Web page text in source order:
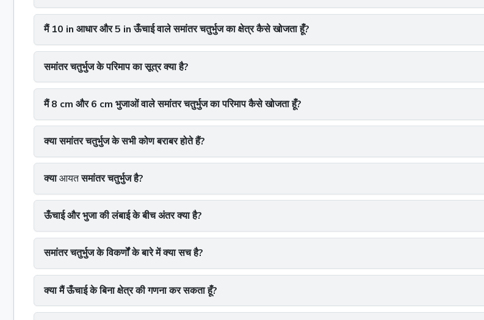
मैं 10 in आधार और 5 in ऊँचाई वाले समांतर चतुर्भुज का क्षेत्र कैसे खोजता हूँ?
समांतर चतुर्भुज के परिमाप का सूत्र क्या है?
मैं 8 cm और 6 cm भुजाओं वाले समांतर चतुर्भुज का परिमाप कैसे खोजता हूँ?
क्या समांतर चतुर्भुज के सभी कोण बराबर होते हैं?
क्याआयतसमांतर चतुर्भुज है?
ऊँचाई और भुजा की लंबाई के बीच अंतर क्या है?
समांतर चतुर्भुज के विकर्णों के बारे में क्या सच है?
क्या मैं ऊँचाई के बिना क्षेत्र की गणना कर सकता हूँ?